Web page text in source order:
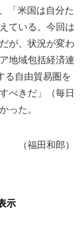
「米国は自分た
ている。今回は
が、状況が変わ
地域包括経済連
る自由貿易圏を
べきだ」（毎日
った。
（福田和郎）
示